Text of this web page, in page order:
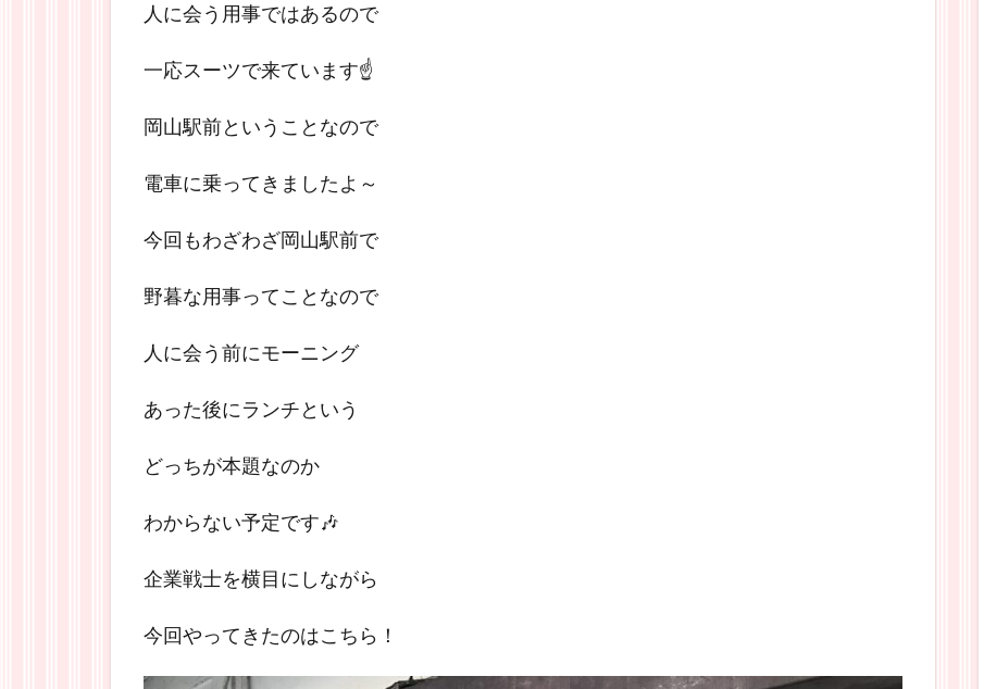
人に会う用事ではあるので
一応スーツで来ています☝
岡山駅前ということなので
電車に乗ってきましたよ～
今回もわざわざ岡山駅前で
野暮な用事ってことなので
人に会う前にモーニング
あった後にランチという
どっちが本題なのか
わからない予定です🎶
企業戦士を横目にしながら
今回やってきたのはこちら！